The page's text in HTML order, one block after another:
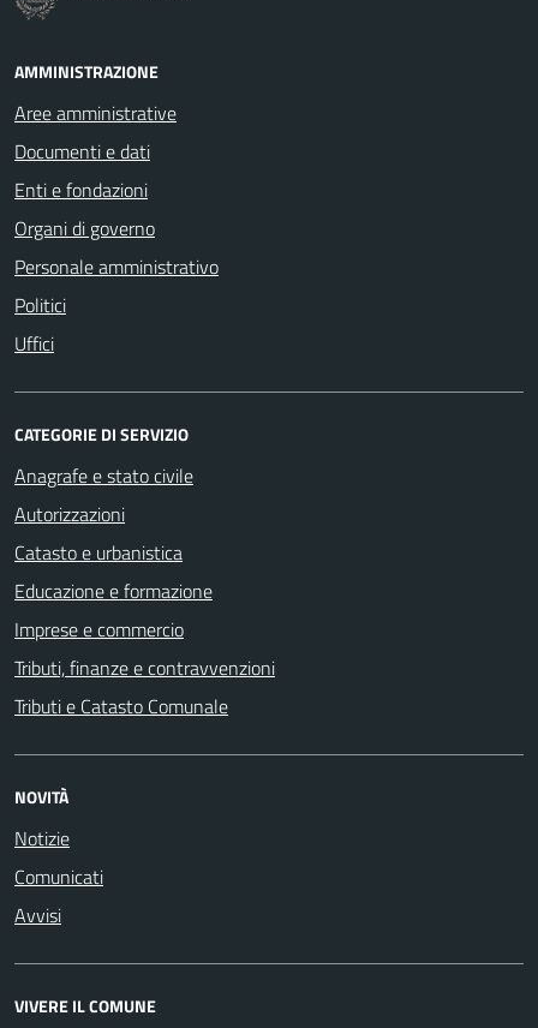
AMMINISTRAZIONE
Aree amministrative
Documenti e dati
Enti e fondazioni
Organi di governo
Personale amministrativo
Politici
Uffici
CATEGORIE DI SERVIZIO
Anagrafe e stato civile
Autorizzazioni
Catasto e urbanistica
Educazione e formazione
Imprese e commercio
Tributi, finanze e contravvenzioni
Tributi e Catasto Comunale
NOVITÀ
Notizie
Comunicati
Avvisi
VIVERE IL COMUNE